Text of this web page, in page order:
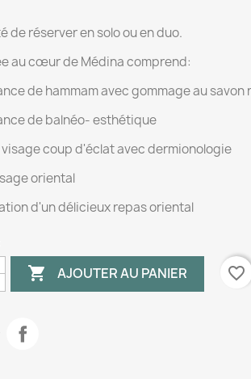
de réserver en solo ou en duo.
au cœur de Médina comprend:
de hammam avec gommage au
de balnéo- esthétique
visage coup d'éclat avec dermionologie
oriental
d'un délicieux repas oriental
 AJOUTER AU PANIER favorite_border